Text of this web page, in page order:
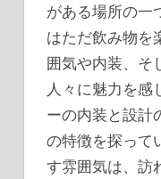
がある場所の一
はただ飲み物を
囲気や内装、そ
人々に魅力を感
ーの内装と設計
の特徴を探って
す雰囲気は、訪